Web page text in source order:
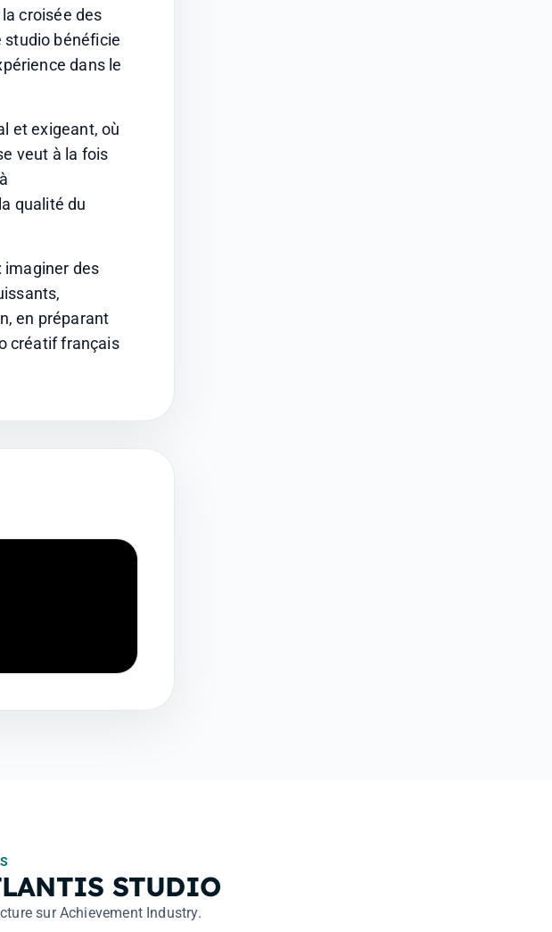
croisée des
studio bénéficie
dans le
et exigeant, où
veut à la fois
qualité du
imaginer des
en préparant
créatif français
STUDIO
sur Achievement Industry.